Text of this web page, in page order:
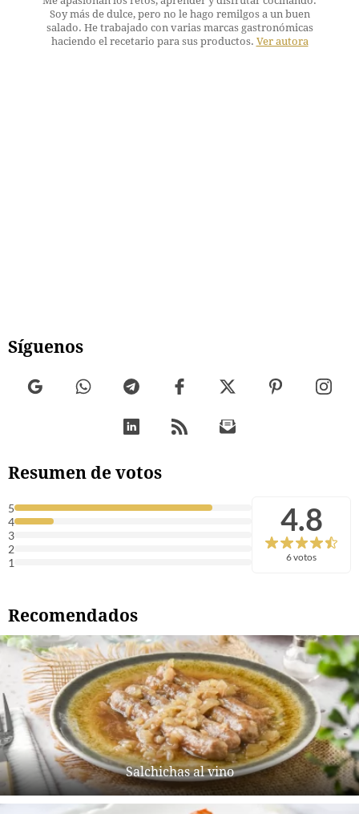
Soy más de dulce, pero no le hago remilgos a un buen
salado. He trabajado con varias marcas gastronómicas
haciendo el recetario para sus productos. Ver autora
Síguenos
Resumen de votos
5
4
3
2
1
4.8
6 votos
Recomendados
Salchichas al vino